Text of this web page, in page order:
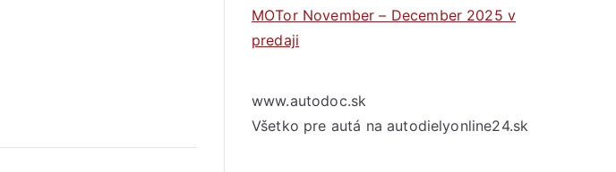
MOTor November – December 2025 v
predaji
www.autodoc.sk
Všetko pre autá na autodielyonline24.sk